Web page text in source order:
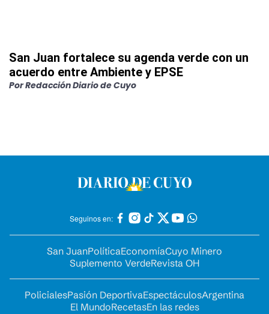
San Juan fortalece su agenda verde con un
acuerdo entre Ambiente y EPSE
PorRedacción Diario de Cuyo
Seguinos en:
San JuanPolíticaEconomíaCuyo Minero
Suplemento VerdeRevista OH
PolicialesPasión DeportivaEspectáculosArgentina
El MundoRecetasEn las redes